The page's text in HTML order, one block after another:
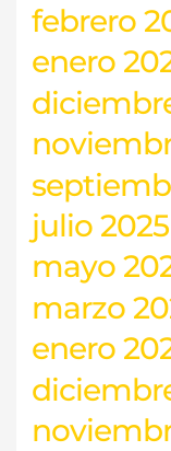
febrero
enero
julio 2025
mayo
marzo
enero